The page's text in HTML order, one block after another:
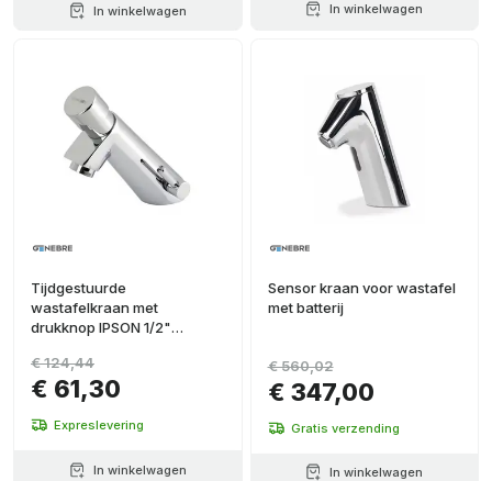
In winkelwagen In winkelwagen
Tijdgestuurde
wastafelkraan met
drukknop IPSON 1/2"
€ 61,30
€ 124,44
Expreslevering
In winkelwagen
Sensor kraan voor wastafel
met batterij
€ 347,00
€ 560,02
Gratis verzending
In winkelwagen